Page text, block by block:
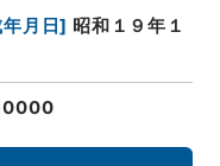
月日] 昭和１９年１